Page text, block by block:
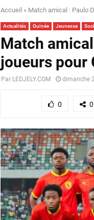
Accueil » Match amical : Paulo
Actualités Guinée Jeunesse
Match
joueurs pour
Par LEDJELY.COM dimanche
0 0